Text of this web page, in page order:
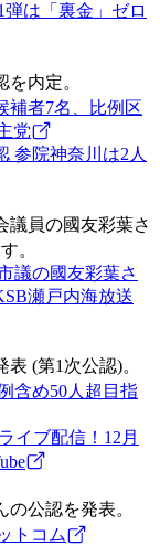
は「裏金」ゼロ
内定。
補者7名、比例区
党
参院神奈川は2人
議員の國友彩葉さ
。
議の國友彩葉さ
瀬戸内海放送
(第1次公認)。
含め50人超目指
イブ配信！12月
公認を発表。
トコム